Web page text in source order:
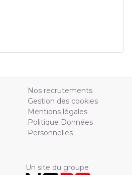
Nos recrutements
Gestion des cookies
Mentions légales
Politique Données
Personnelles
Un site du groupe